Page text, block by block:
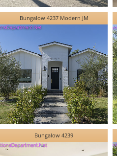
Bungalow 4237 Modern JM
Bungalow 4239